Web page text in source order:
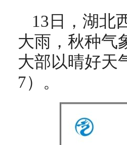
13日，湖北
大雨，秋种气
大部以晴好天
7）。